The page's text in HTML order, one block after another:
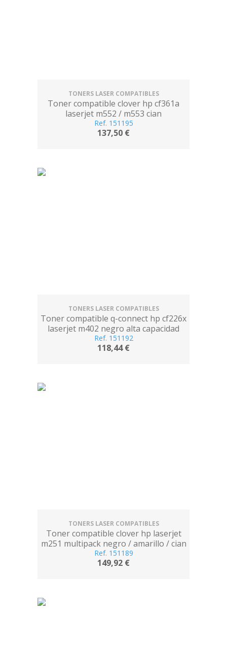
TONERS LASER COMPATIBLES
Toner compatible clover hp cf361a
laserjet m552 / m553 cian
Ref. 151195
137,50 €
TONERS LASER COMPATIBLES
Toner compatible q-connect hp cf226x
laserjet m402 negro alta capacidad
Ref. 151192
118,44 €
TONERS LASER COMPATIBLES
Toner compatible clover hp laserjet
m251 multipack negro / amarillo / cian
/ magenta
Ref. 151189
149,92 €